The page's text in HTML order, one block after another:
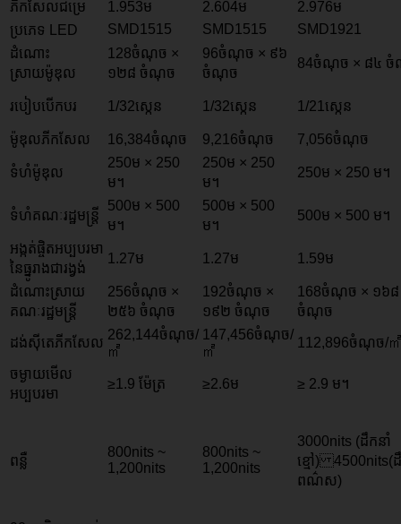
ភីកសែលជម្រេ 1.953ម 2.604ម
2.976ម
ប្រភេទ LED
SMD1515 SMD1515
SMD1921
ដំណោះ
ស្រាយម៉ូឌុល
128ចំណុច ×
១២៨ ចំណុច
96ចំណុច × ៩៦
ចំណុច
84ចំណុច × ៨៤
របៀបបើកបរ 1/32ស្កេន 1/32ស្កេន 1/21ស្កេន
ម៉ូឌុលភីកសែល 16,384ចំណុច 9,216ចំណុច 7,056ចំណុច
ទំហំម៉ូឌុល
250ម × 250
ម។
250ម × 250
ម។
250ម × 250 ម។
ទំហំគណៈរដ្ឋមន្ត្រី
500ម × 500
ម។
500ម × 500
ម។
500ម × 500 ម។
អង្កត់ផ្ចិតអប្បបរមា
នៃធ្នូរាងជារង្វង់
1.27ម 1.27ម 1.59ម
ដំណោះស្រាយ
គណៈរដ្ឋមន្រ្តី
256ចំណុច ×
២៥៦ ចំណុច
192ចំណុច ×
១៩២ ចំណុច
168ចំណុច × ១៦៨
ចំណុច
ដង់ស៊ីតេភីកសែល
262,144ចំណុច/
㎡
147,456ចំណុច/
㎡
112,896ចំណុច/
ចម្ងាយមើល
អប្បបរមា
≥1.9 ម៉ែត្រ ≥2.6ម ≥ 2.9 ម។
ពន្លឺ
800nits ~
1,200nits
800nits ~
1,200nits
3000nits (ដឹកនាំ
ខ្មៅ) 4500nits(
ពណ៌ស)